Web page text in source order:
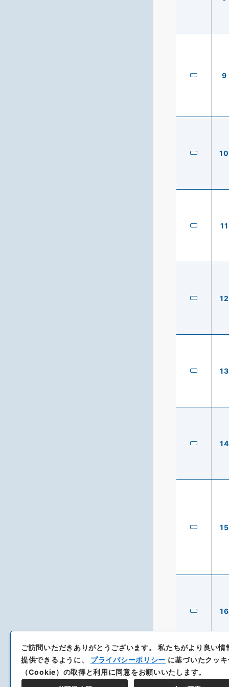
9
10
11
12
13
14
15
16
ご訪問いただきありがとうございます。私たちがより良い情
提供できるように、 プライバシーポリシー に基づいたクッキ
（Cookie）の取得と利用に同意をお願いいたします。